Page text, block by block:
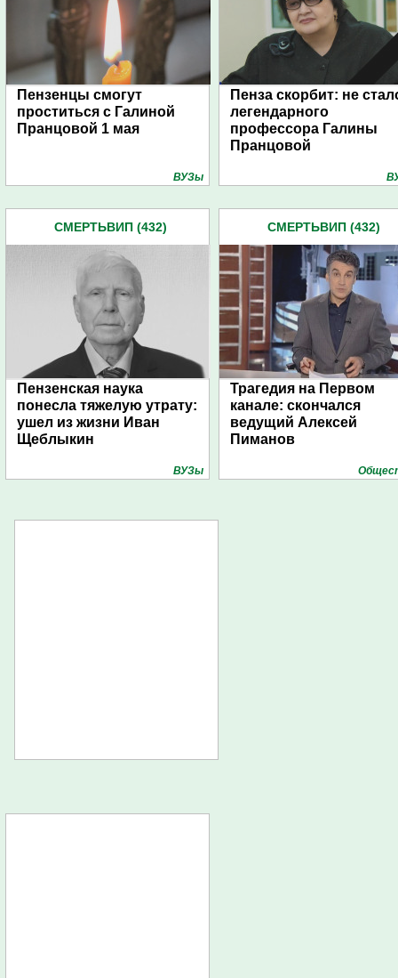
Пензенцы смогут
проститься с Галиной
Пранцовой 1 мая
ВУЗы
Пенза скорбит: не
легендарного
профессора Галины
Пранцовой
СМЕРТЬВИП (432)
Пензенская наука
понесла тяжелую утрату:
ушел из жизни Иван
Щеблыкин
ВУЗы
СМЕРТЬВИП (432)
Трагедия на Первом
канале: скончался
ведущий Алексей
Пиманов